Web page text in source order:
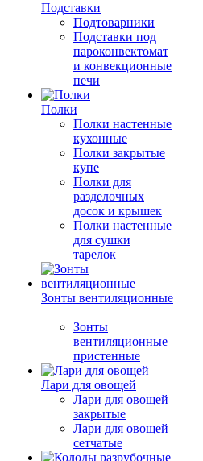
Подставки
Подтоварники
Подставки под
пароконвектомат
и конвекционные
печи
Полки
Полки настенные
кухонные
Полки закрытые
купе
Полки для
разделочных
досок и крышек
Полки настенные
для сушки
тарелок
Зонты вентиляционные
Зонты
вентиляционные
пристенные
Лари для овощей
Лари для овощей
закрытые
Лари для овощей
сетчатые